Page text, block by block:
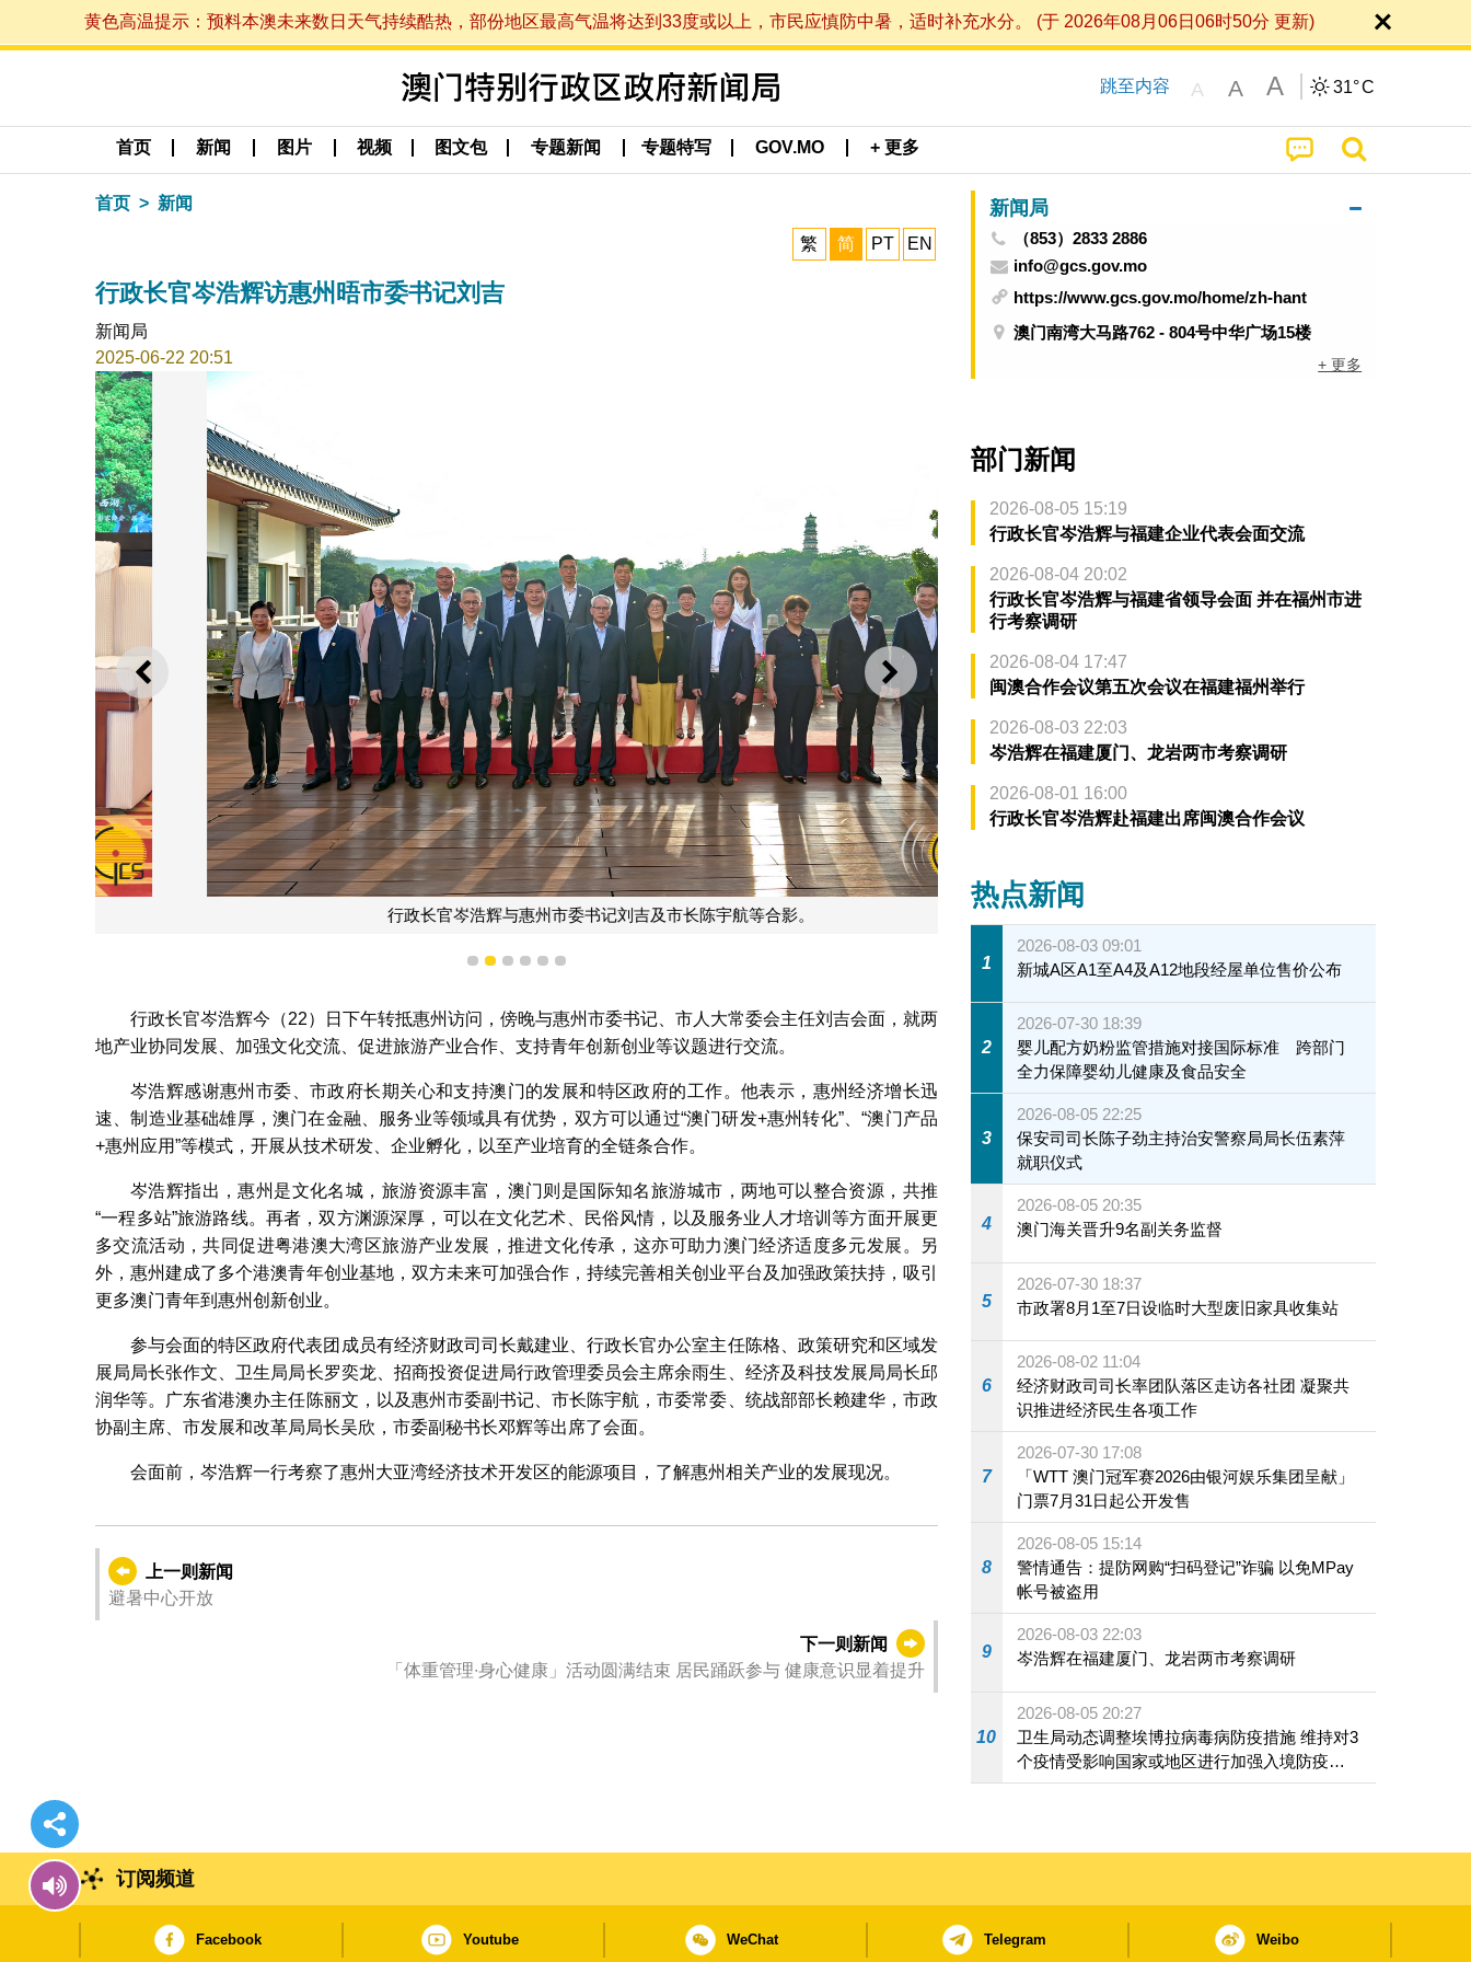
黄色高温提示：预料本澳未来数日天气持续酷热，部份地区最高气温将达到33度或以上，市民应慎防中暑，适时补充水分。 (于 2026年08月06日06时50分 更新)
跳至内容 A A A 31°C
首页 新闻 图片 视频 图文包 专题新闻 专题特写 GOV.MO + 更多
首页 新闻
繁 简 PT EN
行政长官岑浩辉访惠州晤市委书记刘吉
新闻局
2025-06-22 20:51
上一则 下一则
行政长官岑浩辉与惠州市委书记刘吉及市长陈宇航等合影。
1 2 3 4 5 6
行政长官岑浩辉今（22）日下午转抵惠州访问，傍晚与惠州市委书记、市人大常委会主任刘吉会面，就两
地产业协同发展、加强文化交流、促进旅游产业合作、支持青年创新创业等议题进行交流。
岑浩辉感谢惠州市委、市政府长期关心和支持澳门的发展和特区政府的工作。他表示，惠州经济增长迅
速、制造业基础雄厚，澳门在金融、服务业等领域具有优势，双方可以通过“澳门研发+惠州转化”、“澳门产品
+惠州应用”等模式，开展从技术研发、企业孵化，以至产业培育的全链条合作。
岑浩辉指出，惠州是文化名城，旅游资源丰富，澳门则是国际知名旅游城市，两地可以整合资源，共推
“一程多站”旅游路线。再者，双方渊源深厚，可以在文化艺术、民俗风情，以及服务业人才培训等方面开展更
多交流活动，共同促进粤港澳大湾区旅游产业发展，推进文化传承，这亦可助力澳门经济适度多元发展。另
外，惠州建成了多个港澳青年创业基地，双方未来可加强合作，持续完善相关创业平台及加强政策扶持，吸引
更多澳门青年到惠州创新创业。
参与会面的特区政府代表团成员有经济财政司司长戴建业、行政长官办公室主任陈格、政策研究和区域发
展局局长张作文、卫生局局长罗奕龙、招商投资促进局行政管理委员会主席余雨生、经济及科技发展局局长邱
润华等。广东省港澳办主任陈丽文，以及惠州市委副书记、市长陈宇航，市委常委、统战部部长赖建华，市政
协副主席、市发展和改革局局长吴欣，市委副秘书长邓辉等出席了会面。
会面前，岑浩辉一行考察了惠州大亚湾经济技术开发区的能源项目，了解惠州相关产业的发展现况。
上一则新闻
避暑中心开放
下一则新闻
「体重管理∙身心健康」活动圆满结束 居民踊跃参与 健康意识显着提升
新闻局
（853）2833 2886
info@gcs.gov.mo
https://www.gcs.gov.mo/home/zh-hant
澳门南湾大马路762 - 804号中华广场15楼
+ 更多
部门新闻
2026-08-05 15:19
行政长官岑浩辉与福建企业代表会面交流
2026-08-04 20:02
行政长官岑浩辉与福建省领导会面 并在福州市进
行考察调研
2026-08-04 17:47
闽澳合作会议第五次会议在福建福州举行
2026-08-03 22:03
岑浩辉在福建厦门、龙岩两市考察调研
2026-08-01 16:00
行政长官岑浩辉赴福建出席闽澳合作会议
热点新闻
1
2026-08-03 09:01
新城A区A1至A4及A12地段经屋单位售价公布
2
2026-07-30 18:39
婴儿配方奶粉监管措施对接国际标准 跨部门
全力保障婴幼儿健康及食品安全
3
2026-08-05 22:25
保安司司长陈子劲主持治安警察局局长伍素萍
就职仪式
4
2026-08-05 20:35
澳门海关晋升9名副关务监督
5
2026-07-30 18:37
市政署8月1至7日设临时大型废旧家具收集站
6
2026-08-02 11:04
经济财政司司长率团队落区走访各社团 凝聚共
识推进经济民生各项工作
7
2026-07-30 17:08
「WTT 澳门冠军赛2026由银河娱乐集团呈献」
门票7月31日起公开发售
8
2026-08-05 15:14
警情通告：提防网购“扫码登记”诈骗 以免MPay
帐号被盗用
9
2026-08-03 22:03
岑浩辉在福建厦门、龙岩两市考察调研
10
2026-08-05 20:27
卫生局动态调整埃博拉病毒病防疫措施 维持对3
个疫情受影响国家或地区进行加强入境防疫措
施
订阅频道
Facebook Youtube WeChat Telegram Weibo